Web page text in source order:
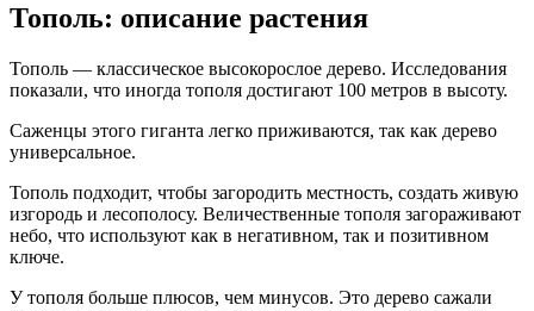
Тополь: описание растения
Тополь — классическое высокорослое дерево. Исследования
показали, что иногда тополя достигают 100 метров в высоту.
Саженцы этого гиганта легко приживаются, так как дерево
универсальное.
Тополь подходит, чтобы загородить местность, создать живую
изгородь и лесополосу. Величественные тополя загораживают
небо, что используют как в негативном, так и позитивном
ключе.
У тополя больше плюсов, чем минусов. Это дерево сажали